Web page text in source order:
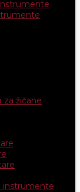
žičane
instrumente